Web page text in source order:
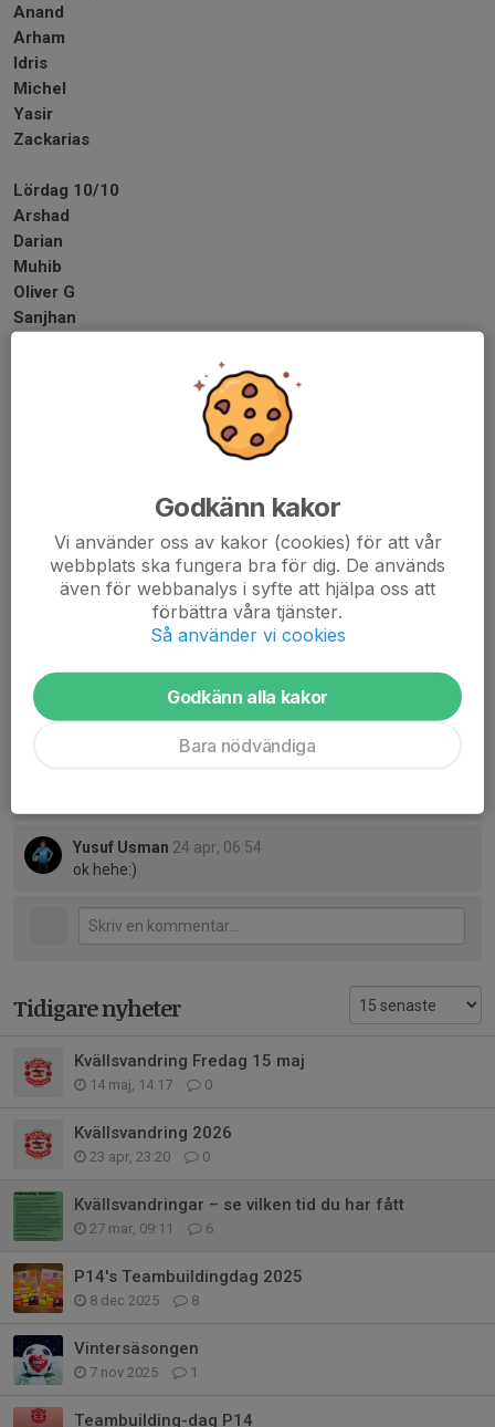
Anand
Arham
Idris
Michel
Yasir
Zackarias
Lördag 10/10
Arshad
Darian
Muhib
Oliver G
Sanjhan
Kommentarer Visa alla kommentarer (6)...
Yusuf Usman14 apr, 09:11
okej så hur ska vi göra det jag förstod inte?
ska vi med våra förelder
14 apr, 09:20
Yusuf Usman 24 apr, 06:54
ok hehe:)
Tidigare nyheter
Kvällsvandring Fredag 15 maj
14 maj, 14:17 0
Kvällsvandring 2026
23 apr, 23:20 0
Kvällsvandringar – se vilken tid du har fått
27 mar, 09:11 6
P14's Teambuildingdag 2025
8 dec 2025 8
Vintersäsongen
7 nov 2025 1
Teambuilding-dag P14
Godkänn kakor
Vi använder oss av kakor (cookies) för att vår
webbplats ska fungera bra för dig. De används
även för webbanalys i syfte att hjälpa oss att
förbättra våra tjänster.
Så använder vi cookies
Godkänn alla kakor
Bara nödvändiga